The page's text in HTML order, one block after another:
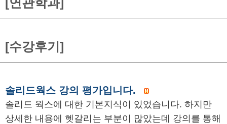
[수강후기]